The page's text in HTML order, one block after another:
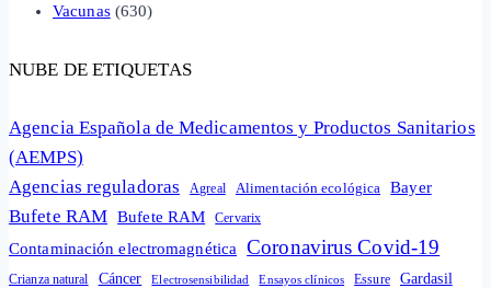
Vacunas(630)
NUBE DE ETIQUETAS
Agencia Española de Medicamentos y Productos Sanitarios
(AEMPS)
Agencias reguladoras
Agreal Alimentación ecológica Bayer
Bufete RAM Bufete RAM Cervarix
Contaminación electromagnética Coronavirus Covid-19
Crianza natural Cáncer Electrosensibilidad Ensayos clínicos Essure Gardasil